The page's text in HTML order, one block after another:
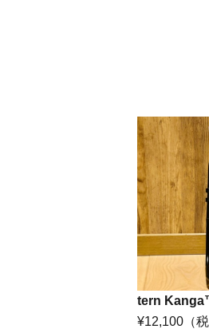
tern
¥12,100 （